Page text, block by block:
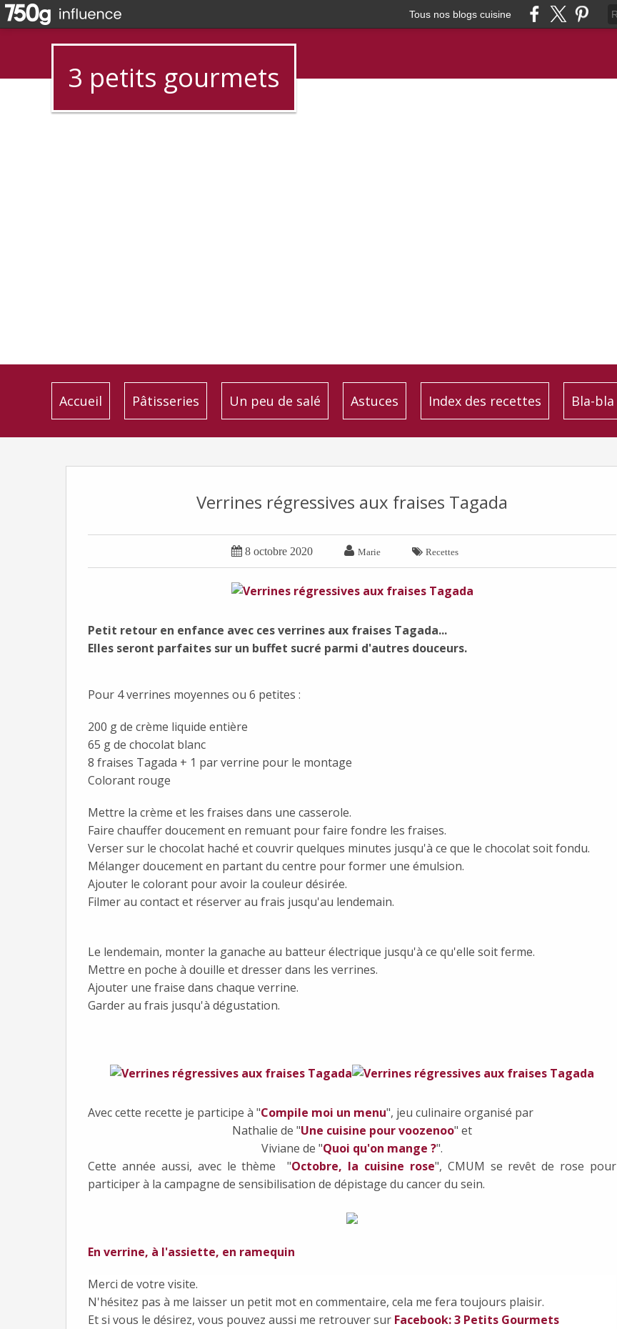
Tous nos blogs cuisine
3 petits gourmets
Accueil Pâtisseries Un peu de salé Astuces Index des recettes Bla-bla
Verrines régressives aux fraises Tagada
 8 octobre 2020  Marie  Recettes
Petit retour en enfance avec ces verrines aux fraises Tagada...
Elles seront parfaites sur un buffet sucré parmi d'autres douceurs.
Pour 4 verrines moyennes ou 6 petites :
200 g de crème liquide entière
65 g de chocolat blanc
8 fraises Tagada + 1 par verrine pour le montage
Colorant rouge
Mettre la crème et les fraises dans une casserole.
Faire chauffer doucement en remuant pour faire fondre les fraises.
Verser sur le chocolat haché et couvrir quelques minutes jusqu'à ce que le chocolat soit fondu.
Mélanger doucement en partant du centre pour former une émulsion.
Ajouter le colorant pour avoir la couleur désirée.
Filmer au contact et réserver au frais jusqu'au lendemain.
Le lendemain, monter la ganache au batteur électrique jusqu'à ce qu'elle soit ferme.
Mettre en poche à douille et dresser dans les verrines.
Ajouter une fraise dans chaque verrine.
Garder au frais jusqu'à dégustation.
Avec cette recette je participe à "Compile moi un menu", jeu culinaire organisé par
Nathalie de "Une cuisine pour voozenoo" et
Viviane de "Quoi qu'on mange ?".
Cette année aussi, avec le thème "Octobre, la cuisine rose", CMUM se revêt de rose pour
participer à la campagne de sensibilisation de dépistage du cancer du sein.
En verrine, à l'assiette, en ramequin
Merci de votre visite.
N'hésitez pas à me laisser un petit mot en commentaire, cela me fera toujours plaisir.
Et si vous le désirez, vous pouvez aussi me retrouver sur Facebook: 3 Petits Gourmets